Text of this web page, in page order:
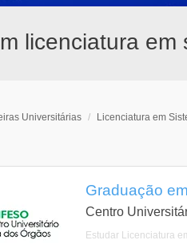
licenciatura
Universitárias / Licenciatura em
Graduação
Centro
Estudar Licenciatura